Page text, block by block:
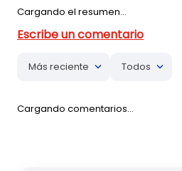
Cargando el resumen…
Más reciente Todos
Cargando comentarios…